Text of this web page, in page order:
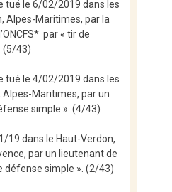
tué le 6/02/2019 dans les
Alpes-Maritimes, par la
par « tir de
(5/43)
tué le 4/02/2019 dans les
Alpes-Maritimes, par un
simple ». (4/43)
19 dans le Haut-Verdon,
par un lieutenant de
défense simple ». (2/43)